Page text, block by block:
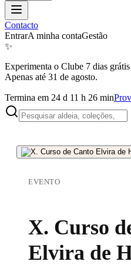
Contacto
EntrarA minha contaGestão
✨
Experimenta o Clube 7 dias grátis
Apenas até 31 de agosto.
Termina em 24 d 11 h 26 min
EVENTO
X. Curso
Elvira de